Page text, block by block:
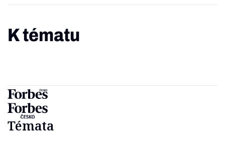
K tématu
Témata